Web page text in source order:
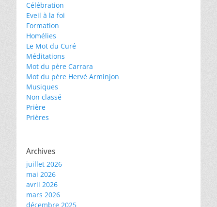
Célébration
Eveil à la foi
Formation
Homélies
Le Mot du Curé
Méditations
Mot du père Carrara
Mot du père Hervé Arminjon
Musiques
Non classé
Prière
Prières
Archives
juillet 2026
mai 2026
avril 2026
mars 2026
décembre 2025